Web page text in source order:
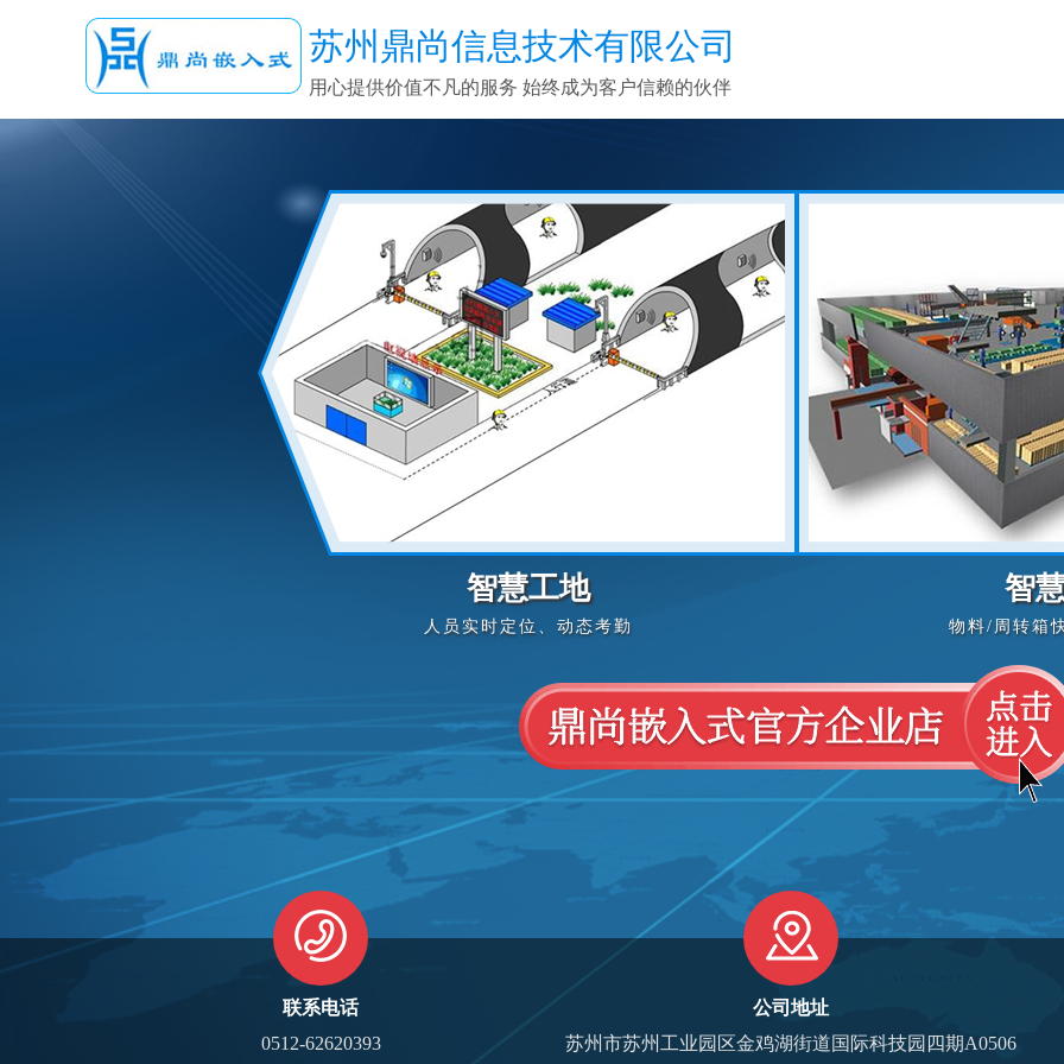
苏州鼎尚信息技术有限公司
用心提供价值不凡的服务 始终成为客户信赖的伙伴
智慧工地
人员实时定位、动态考勤
智
物料/周转箱
联系电话
0512-62620393
公司地址
苏州市苏州工业园区金鸡湖街道国际科技园四期A0506